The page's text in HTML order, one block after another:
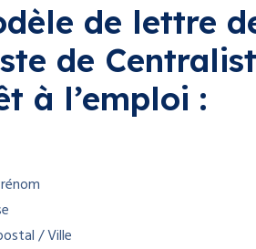
de lettre
de
à l’emploi :
/ Ville